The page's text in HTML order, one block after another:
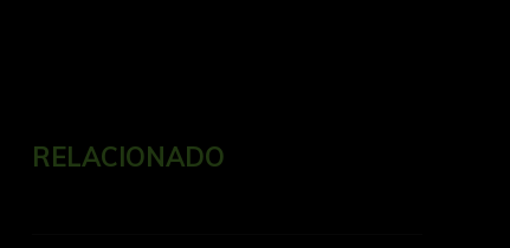
RELACIONADO